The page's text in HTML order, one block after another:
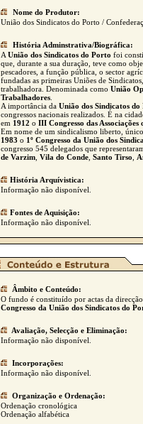
Nome do Produtor:
União dos Sindicatos do Porto /
História Adminstrativa/Biográfica:
A União dos Sindicatos do Porto foi
que, durante a sua duração, teve como
pescadores, a função pública, o sector
fundadas as primeiras Uniões de
trabalhadora. Denominada como União
Trabalhadores
A importância da União dos Sindicatos do
congressos nacionais realizados. É na
em 1912 o III Congresso das Associações
Em nome de um sindicalismo liberto,
1983 o 1º Congresso da União dos
congresso 545 delegados que
de Varzim Vila do Conde Santo Tirso
História Arquívistica:
Informação não disponível.
Fontes de Aquisição:
Informação não disponível.
Âmbito e Conteúdo:
O fundo é constituído por actas da
Congresso da União dos Sindicatos do
Avaliação, Selecção e Eliminação:
Informação não disponível.
Incorporações:
Informação não disponível.
Organização e Ordenação:
Ordenação cronológica
Ordenação alfabética